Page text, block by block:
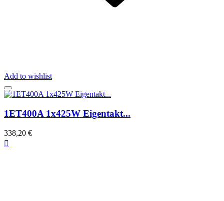
Add to wishlist
1ET400A 1x425W Eigentakt...
338,20 €
